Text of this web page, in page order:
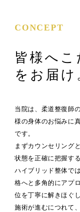
CONCEPT
皆様へこ
をお届け
当院は、柔道整復師
様の身体のお悩みに
です。
まずカウンセリング
状態を正確に把握す
ハイブリッド整体で
格へと多角的にアプ
位を丁寧に解きほぐし
施術が進むにつれて